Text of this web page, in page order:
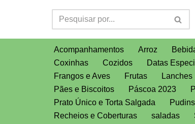
Acompanhamentos Arroz
Coxinhas
Cozidos Datas
Frangos e Aves
Frutas Lanches
Pães e Biscoitos
Páscoa 2023
Prato Único e Torta Salgada
Pudins
Recheios e Coberturas
saladas